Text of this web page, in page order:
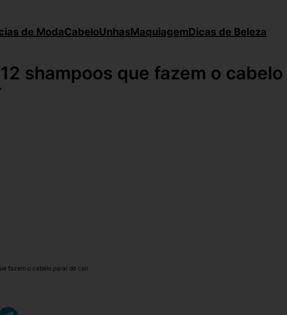
de ModaCabeloUnhasMaquiagemDicas de Beleza
shampoos que fazem o cabelo
fazem o cabelo parar de cair